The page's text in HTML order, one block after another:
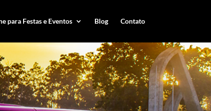
para Festas e Eventos Blog Contato